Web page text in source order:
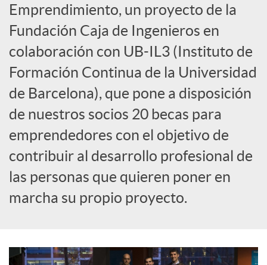
e
s
S
o
c
i
a
Emprendimiento, un proyecto de la
Fundación Caja de Ingenieros en
colaboración con UB-IL3 (Instituto de
Formación Continua de la Universidad
de Barcelona), que pone a disposición
de nuestros socios 20 becas para
emprendedores con el objetivo de
contribuir al desarrollo profesional de
las personas que quieren poner en
marcha su propio proyecto.